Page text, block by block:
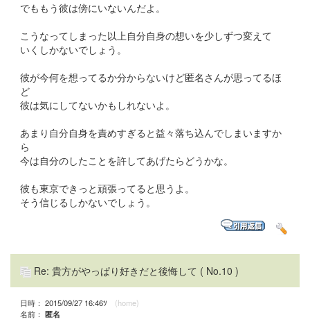
でももう彼は傍にいないんだよ。
こうなってしまった以上自分自身の想いを少しずつ変えて
いくしかないでしょう。
彼が今何を想ってるか分からないけど匿名さんが思ってるほ
ど
彼は気にしてないかもしれないよ。
あまり自分自身を責めすぎると益々落ち込んでしまいますか
ら
今は自分のしたことを許してあげたらどうかな。
彼も東京できっと頑張ってると思うよ。
そう信じるしかないでしょう。
Re: 貴方がやっぱり好きだと後悔して ( No.10 )
日時： 2015/09/27 16:46ﾂ (home)
名前： 匿名